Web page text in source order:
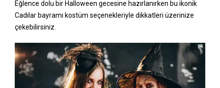
Eğlence dolu bir Halloween gecesine hazırlanırken bu ikonik
Cadılar bayramı kostüm seçenekleriyle dikkatleri üzerinize
çekebilirsiniz.